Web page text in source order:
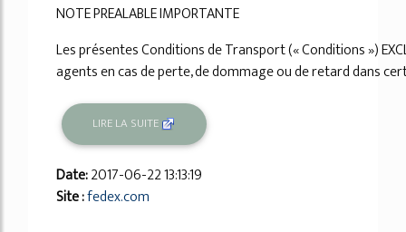
NOTE PREALABLE IMPORTANTE
Les présentes Conditions de Transport (« Conditions »)
agents en cas de perte, de dommage ou de retard dans
LIRE LA SUITE
Date:2017-06-22 13:13:19
Site :fedex.com